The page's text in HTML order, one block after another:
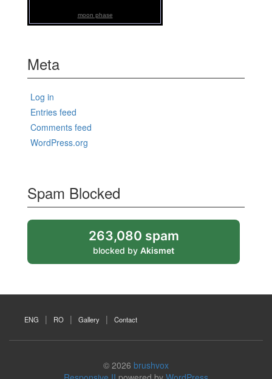
moon phase
Meta
Log in
Entries feed
Comments feed
WordPress.org
Spam Blocked
263,080 spam
blocked by Akismet
ENG RO Gallery Contact
© 2026 brushvox